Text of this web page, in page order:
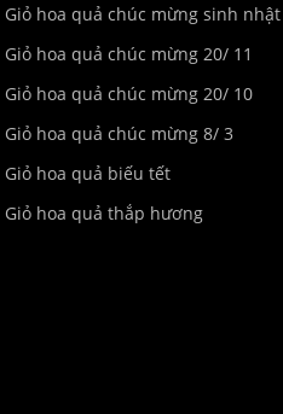
Giỏ hoa quả chúc mừng sinh nhật
Giỏ hoa quả chúc mừng 20/ 11
Giỏ hoa quả chúc mừng 20/ 10
Giỏ hoa quả chúc mừng 8/ 3
Giỏ hoa quả biếu tết
Giỏ hoa quả thắp hương